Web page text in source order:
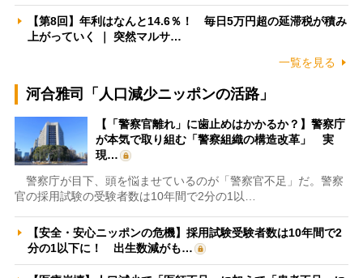
【第8回】年利はなんと14.6％！ 毎日5万円超の延滞税が積み
上がっていく ｜ 突然マルサ…
一覧を見る
河合雅司「人口減少ニッポンの活路」
【「警察官離れ」に歯止めはかかるか？】警察庁
が本気で取り組む「警察組織の構造改革」 実
現…
警察庁が目下、頭を悩ませているのが「警察官不足」だ。警察
官の採用試験の受験者数は10年間で2分の1以…
【安全・安心ニッポンの危機】採用試験受験者数は10年間で2
分の1以下に！ 出生数減がも…